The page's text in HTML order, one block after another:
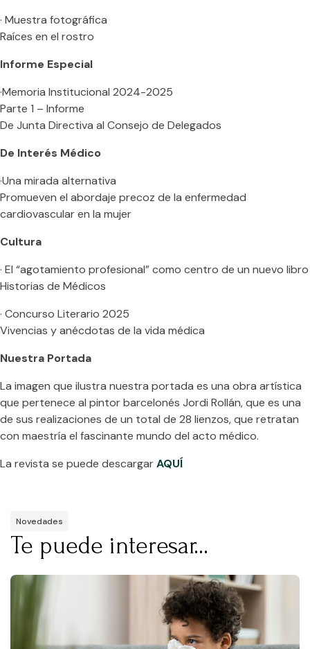
· Muestra fotográfica
Raíces en el rostro
Informe Especial
·Memoria Institucional 2024-2025
Parte 1 – Informe
De Junta Directiva al Consejo de Delegados
De Interés Médico
·Una mirada alternativa
Promueven el abordaje precoz de la enfermedad
cardiovascular en la mujer
Cultura
· El “agotamiento profesional” como centro de un nuevo libro
Historias de Médicos
· Concurso Literario 2025
Vivencias y anécdotas de la vida médica
Nuestra Portada
La imagen que ilustra nuestra portada es una obra artística
que pertenece al pintor barcelonés Jordi Rollán, que es una
de sus realizaciones de un total de 28 lienzos, que retratan
con maestría el fascinante mundo del acto médico.
La revista se puede descargarAQUÍ
Novedades
Te puede interesar...